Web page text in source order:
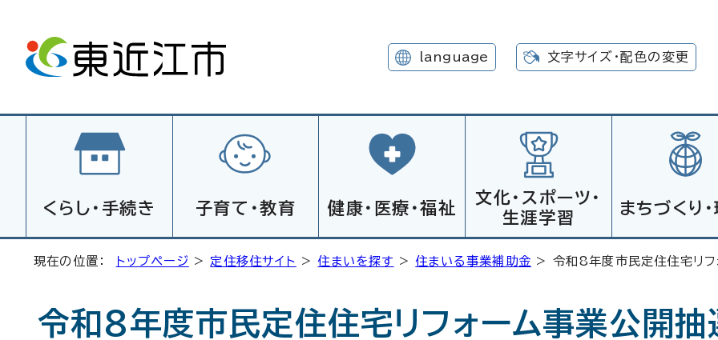
language 文字サイズ・配色の変更
くらし・手続き 子育て・教育 健康・医療・福祉
文化・スポーツ・
生涯学習
まちづくり
現在の位置： トップページ > 定住移住サイト >住まいを探す >住まいる事業補助金 > 令和8年度市民定住住宅リフ
令和8年度市民定住住宅リフォーム事業公開抽